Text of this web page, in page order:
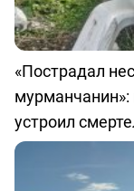
«Пострадал
устроил